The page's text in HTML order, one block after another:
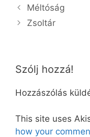
Méltóság
Zsoltár
Szólj hozzá!
Hozzászólás
This site uses
how your